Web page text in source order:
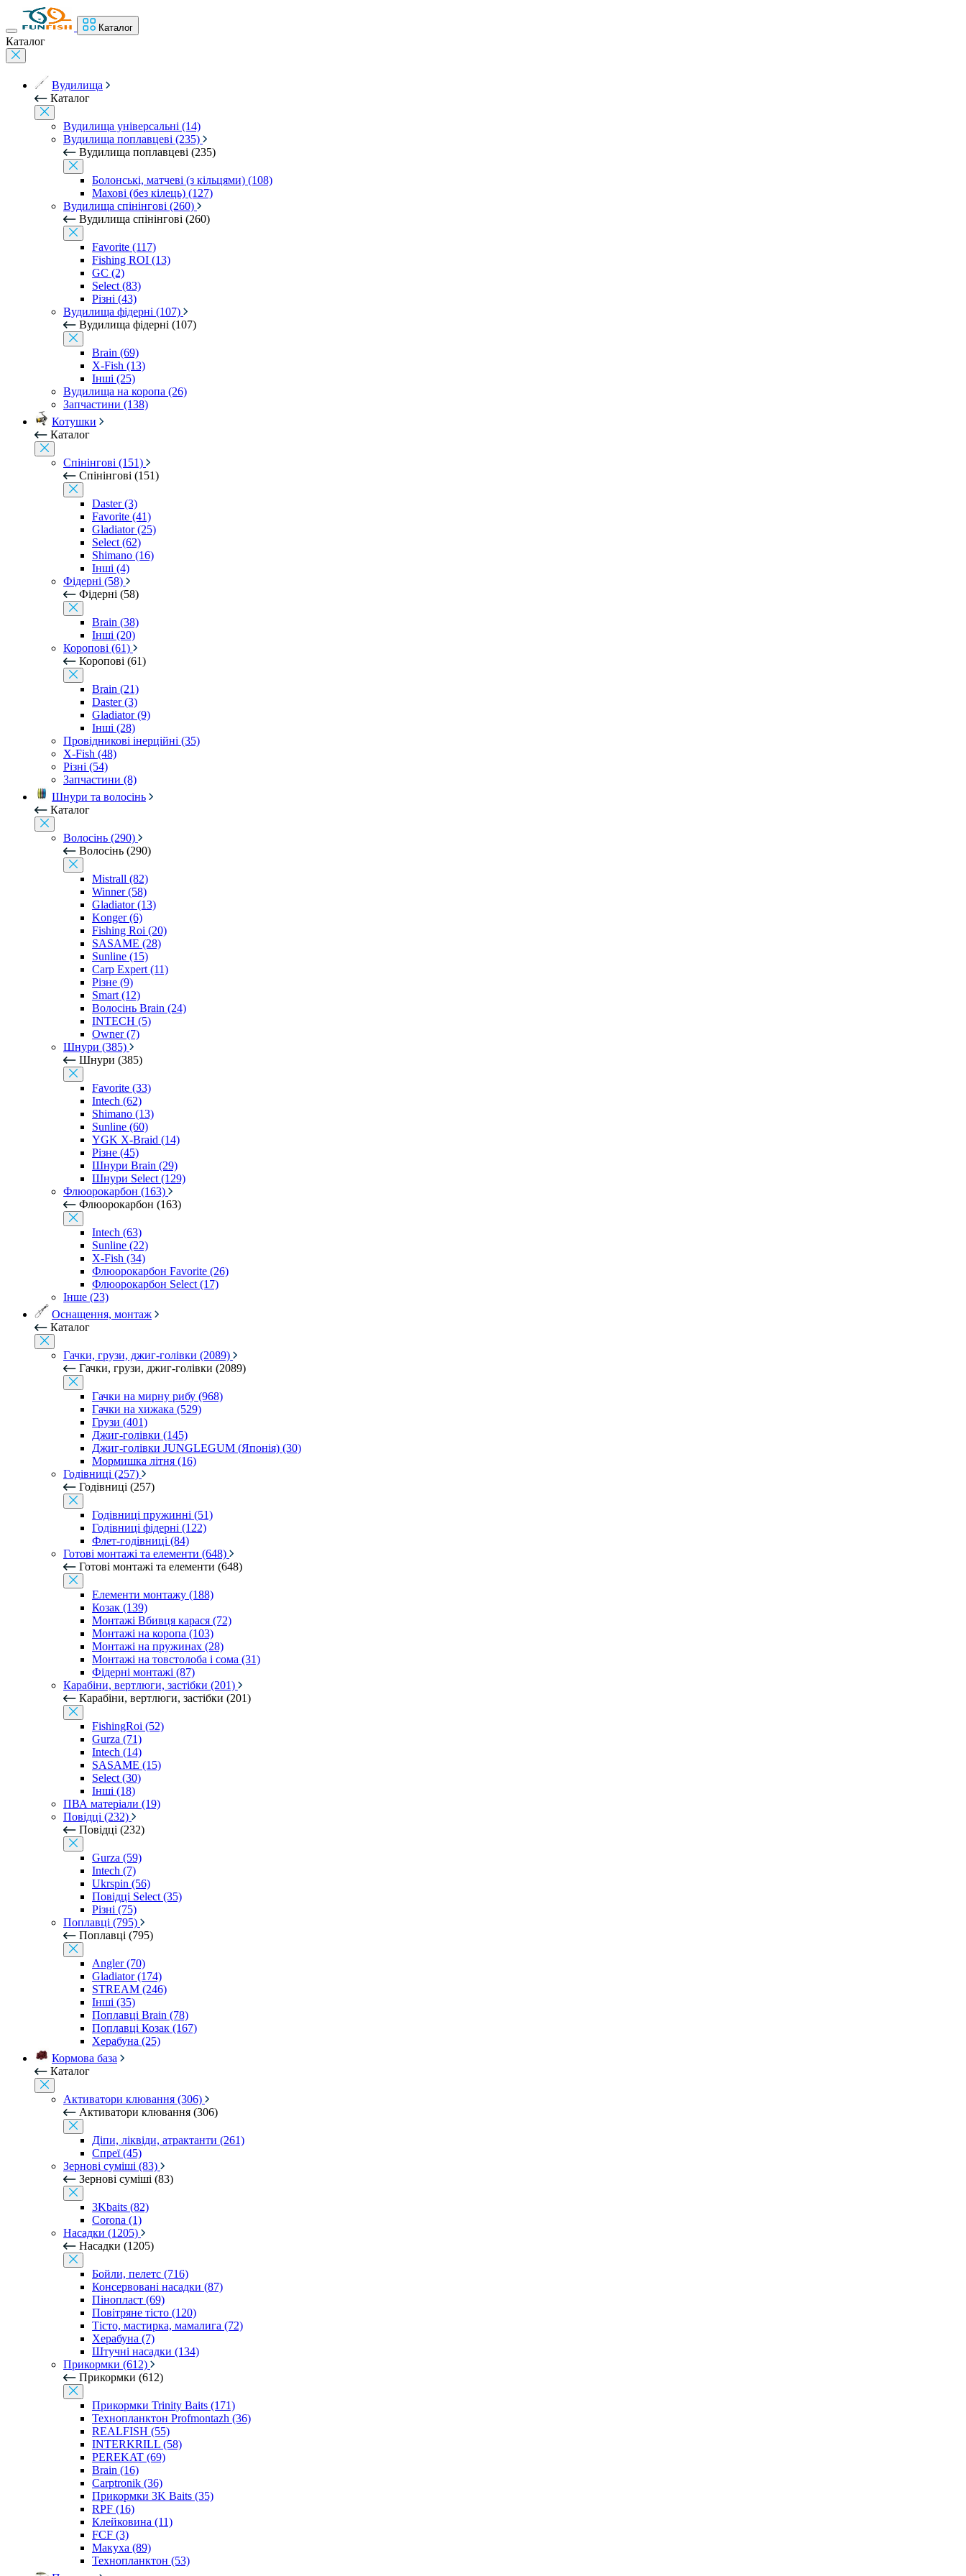
Каталог
Каталог
Вудилища
Каталог
Вудилища універсальні (14)
Вудилища поплавцеві (235)
Вудилища поплавцеві (235)
Болонські, матчеві (з кільцями) (108)
Махові (без кілець) (127)
Вудилища спінінгові (260)
Вудилища спінінгові (260)
Favorite (117)
Fishing ROI (13)
GC (2)
Select (83)
Різні (43)
Вудилища фідерні (107)
Вудилища фідерні (107)
Brain (69)
X-Fish (13)
Інші (25)
Вудилища на коропа (26)
Запчастини (138)
Котушки
Каталог
Спінінгові (151)
Спінінгові (151)
Daster (3)
Favorite (41)
Gladiator (25)
Select (62)
Shimano (16)
Інші (4)
Фідерні (58)
Фідерні (58)
Brain (38)
Інші (20)
Коропові (61)
Коропові (61)
Brain (21)
Daster (3)
Gladiator (9)
Інші (28)
Провідникові інерційні (35)
X-Fish (48)
Різні (54)
Запчастини (8)
Шнури та волосінь
Каталог
Волосінь (290)
Волосінь (290)
Mistrall (82)
Winner (58)
Gladiator (13)
Konger (6)
Fishing Roi (20)
SASAME (28)
Sunline (15)
Carp Expert (11)
Різне (9)
Smart (12)
Волосінь Brain (24)
INTECH (5)
Owner (7)
Шнури (385)
Шнури (385)
Favorite (33)
Intech (62)
Shimano (13)
Sunline (60)
YGK X-Braid (14)
Різне (45)
Шнури Brain (29)
Шнури Select (129)
Флюорокарбон (163)
Флюорокарбон (163)
Intech (63)
Sunline (22)
X-Fish (34)
Флюорокарбон Favorite (26)
Флюорокарбон Select (17)
Інше (23)
Оснащення, монтаж
Каталог
Гачки, грузи, джиг-голівки (2089)
Гачки, грузи, джиг-голівки (2089)
Гачки на мирну рибу (968)
Гачки на хижака (529)
Грузи (401)
Джиг-голівки (145)
Джиг-голівки JUNGLEGUM (Японія) (30)
Мормишка літня (16)
Годівниці (257)
Годівниці (257)
Годівниці пружинні (51)
Годівниці фідерні (122)
Флет-годівниці (84)
Готові монтажі та елементи (648)
Готові монтажі та елементи (648)
Елементи монтажу (188)
Козак (139)
Монтажі Вбивця карася (72)
Монтажі на коропа (103)
Монтажі на пружинах (28)
Монтажі на товстолоба і сома (31)
Фідерні монтажі (87)
Карабіни, вертлюги, застібки (201)
Карабіни, вертлюги, застібки (201)
FishingRoi (52)
Gurza (71)
Intech (14)
SASAME (15)
Select (30)
Інші (18)
ПВА матеріали (19)
Повідці (232)
Повідці (232)
Gurza (59)
Intech (7)
Ukrspin (56)
Повідці Select (35)
Різні (75)
Поплавці (795)
Поплавці (795)
Angler (70)
Gladiator (174)
STREAM (246)
Інші (35)
Поплавці Brain (78)
Поплавці Козак (167)
Херабуна (25)
Кормова база
Каталог
Активатори клювання (306)
Активатори клювання (306)
Діпи, ліквіди, атрактанти (261)
Спреї (45)
Зернові суміші (83)
Зернові суміші (83)
3Kbaits (82)
Corona (1)
Насадки (1205)
Насадки (1205)
Бойли, пелетс (716)
Консервовані насадки (87)
Пінопласт (69)
Повітряне тісто (120)
Тісто, мастирка, мамалига (72)
Херабуна (7)
Штучні насадки (134)
Прикормки (612)
Прикормки (612)
Прикормки Trinity Baits (171)
Технопланктон Profmontazh (36)
REALFISH (55)
INTERKRILL (58)
PEREKAT (69)
Brain (16)
Carptronik (36)
Прикормки 3K Baits (35)
RPF (16)
Клейковина (11)
FCF (3)
Макуха (89)
Технопланктон (53)